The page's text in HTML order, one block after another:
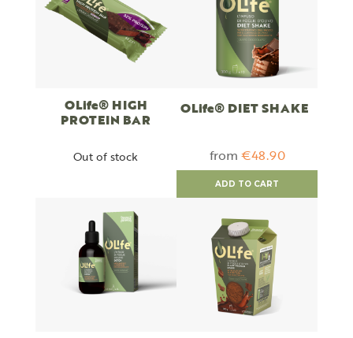
OLife® HIGH
PROTEIN BAR
Out of stock
OLife® DIET SHAKE
from €48.90
ADD TO CART